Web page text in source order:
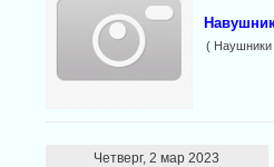
( Наушники
Четверг, 2 мар 2023